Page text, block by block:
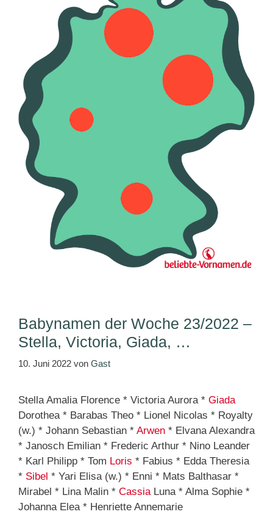
Babynamen der Woche 23/2022 –
Stella, Victoria, Giada, …
10. Juni 2022 von Gast
Stella Amalia Florence * Victoria Aurora * Giada
Dorothea * Barabas Theo * Lionel Nicolas * Royalty
(w.) * Johann Sebastian * Arwen * Elvana Alexandra
* Janosch Emilian * Frederic Arthur * Nino Leander
* Karl Philipp * Tom Loris * Fabius * Edda Theresia
* Sibel * Yari Elisa (w.) * Enni * Mats Balthasar *
Mirabel * Lina Malin * CassiaLuna * Alma Sophie *
Johanna Elea * Henriette Annemarie